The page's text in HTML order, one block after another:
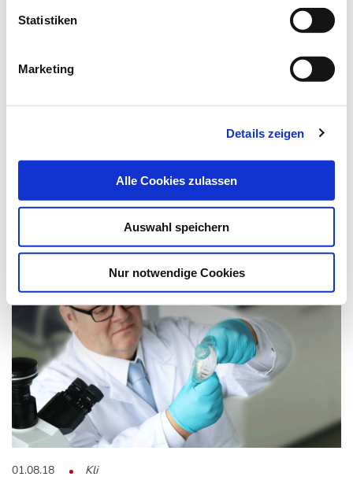
Statistiken
Marketing
Details zeigen
Alle Cookies zulassen
Auswahl speichern
Nur notwendige Cookies
Eignung von Implantaten für MRT-
Mit Herzschrittmacher oder Hüftimplantaten ins MRT? Viele
Implantate sind für eine MRT-Untersuchung…
01.08.18 Kli